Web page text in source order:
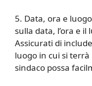
5. Data, ora e
sulla data, l’ora e
Assicurati di
luogo in cui si terrà
sindaco possa